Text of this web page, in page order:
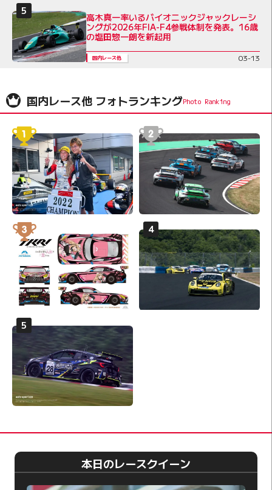
高木真一率いるバイオニックジャックレーシ
ングが2026年FIA-F4参戦体制を発表。16歳
の塩田惣一朗を新起用
国内レース他 03-13
国内レース他 フォトランキング
本日のレースクイーン